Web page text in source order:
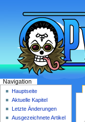
Navigation
Hauptseite
Aktuelle Kapitel
Letzte Änderungen
Ausgezeichnete Artikel